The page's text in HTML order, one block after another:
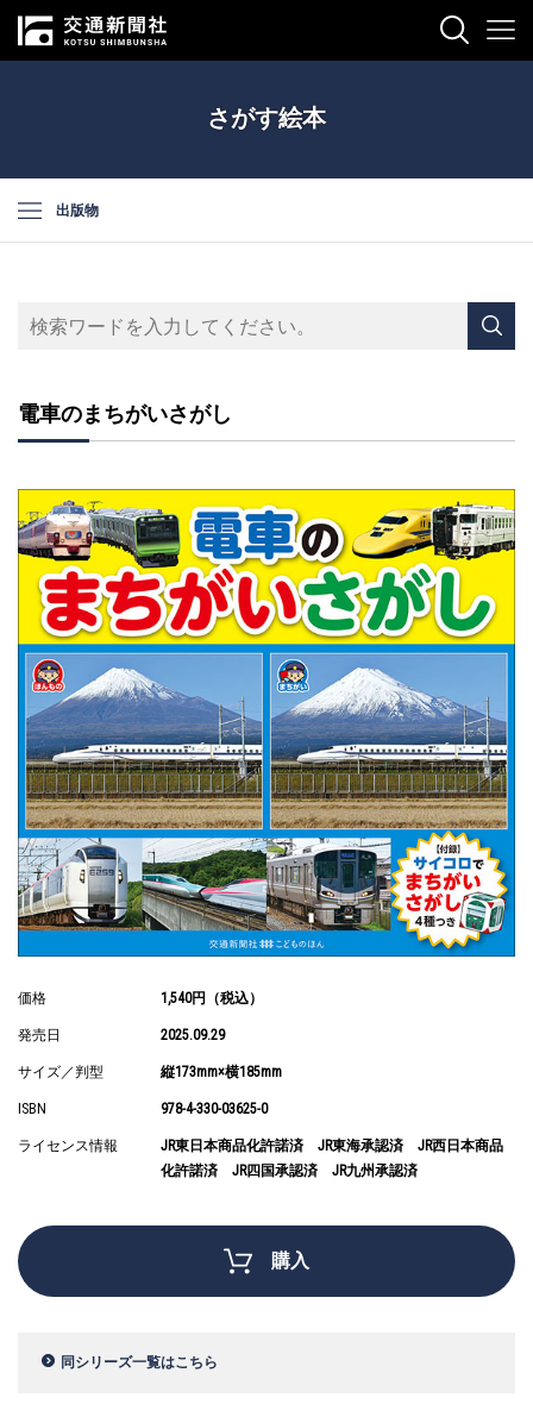
さがす絵本
出版物
電車のまちがいさがし
価格 1,540円（税込）
発売日 2025.09.29
サイズ／判型 縦173mm×横185mm
ISBN 978-4-330-03625-0
ライセンス情報
JR東日本商品化許諾済 JR東海承認済 JR西日本商品
化許諾済 JR四国承認済 JR九州承認済
購入
同シリーズ一覧はこちら